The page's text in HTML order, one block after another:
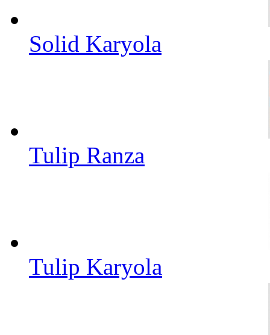
Solid Karyola
Tulip Ranza
Tulip Karyola